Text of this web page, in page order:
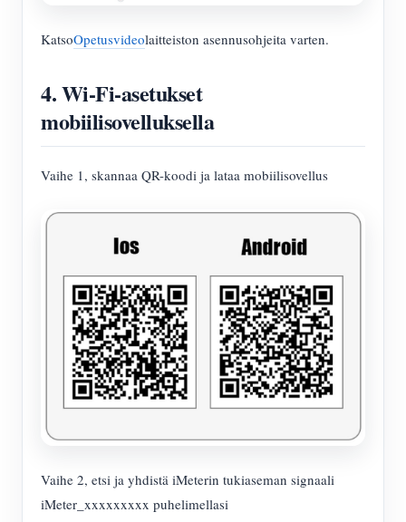
KatsoOpetusvideolaitteiston asennusohjeita varten.
4. Wi-Fi-asetukset
mobiilisovelluksella
Vaihe 1, skannaa QR-koodi ja lataa mobiilisovellus
Vaihe 2, etsi ja yhdistä iMeterin tukiaseman signaali
iMeter_xxxxxxxxx puhelimellasi